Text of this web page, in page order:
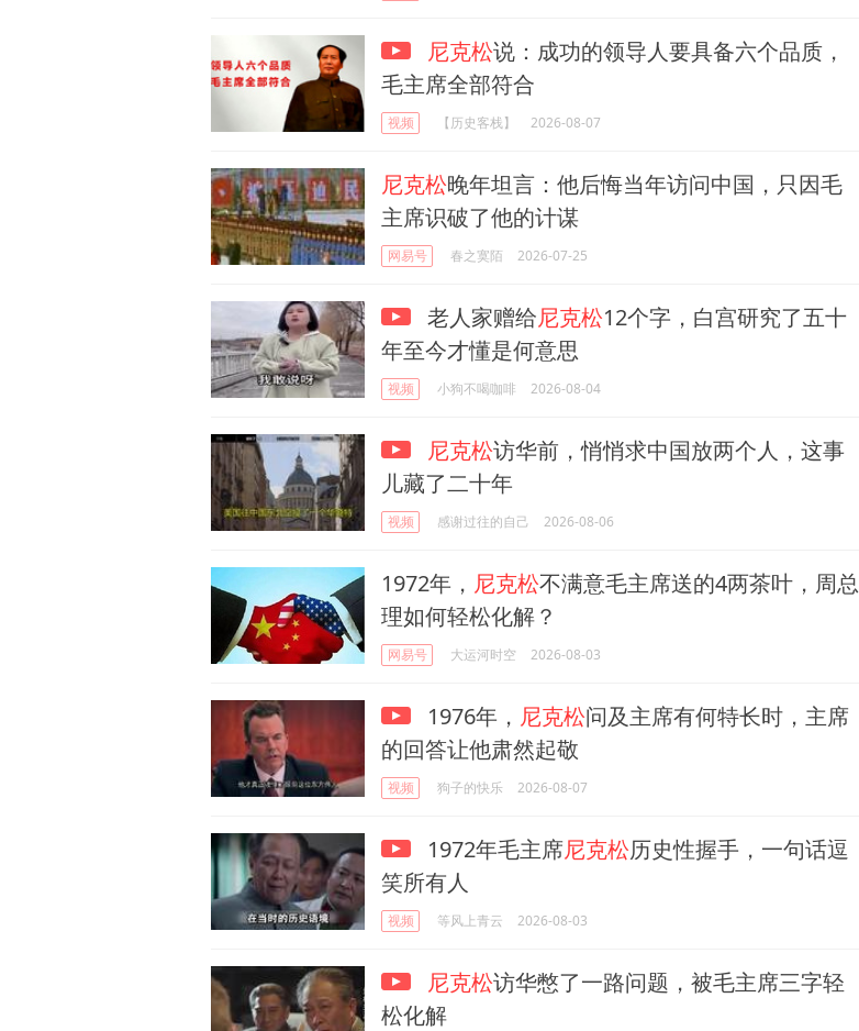
尼克松说：成功的领导人要具备六个品质，
毛主席全部符合
视频 【历史客栈】 2026-08-07
尼克松晚年坦言：他后悔当年访问中国，只因毛
主席识破了他的计谋
网易号 春之寞陌 2026-07-25
老人家赠给尼克松12个字，白宫研究了五十
年至今才懂是何意思
视频 小狗不喝咖啡 2026-08-04
尼克松访华前，悄悄求中国放两个人，这事
儿藏了二十年
视频 感谢过往的自己 2026-08-06
1972年， 尼克松不满意毛主席送的4两茶叶，周总
理如何轻松化解？
网易号 大运河时空 2026-08-03
1976年， 尼克松问及主席有何特长时，主席
的回答让他肃然起敬
视频 狗子的快乐 2026-08-07
1972年毛主席尼克松历史性握手，一句话逗
笑所有人
视频 等风上青云 2026-08-03
尼克松访华憋了一路问题，被毛主席三字轻
松化解